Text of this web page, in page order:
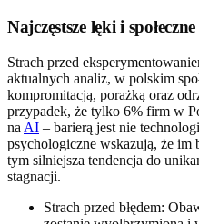
Najczęstsze lęki i
Strach przed
aktualnych analiz, w polskim
kompromitacją, porażką oraz
przypadek, że tylko 6% firm w
na AI – barierą jest nie
psychologiczne wskazują, że
tym silniejsza tendencja do
stagnacji.
Strach przed błędem: